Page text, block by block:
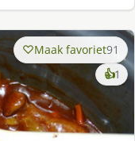
Maak favoriet91
👍1